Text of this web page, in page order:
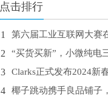
点击排行
1 第六届工业互联网大赛
2 “买货买新”，小微纯电
3 Clarks正式发布2024新
4
椰子跳动携手良品铺子